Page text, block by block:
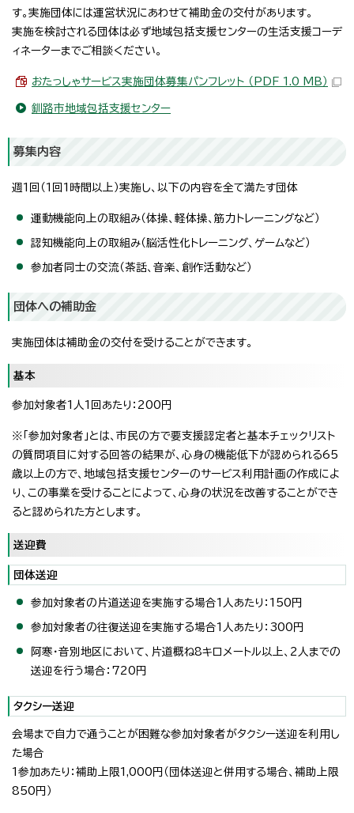
す。実施団体には運営状況にあわせて補助金の交付があります。
実施を検討される団体は必ず地域包括支援センターの生活支援コーデ
ィネーターまでご相談ください。
おたっしゃサービス実施団体募集パンフレット （PDF 1.0 MB）
釧路市地域包括支援センター
募集内容
週1回（1回1時間以上）実施し、以下の内容を全て満たす団体
運動機能向上の取組み（体操、軽体操、筋力トレーニングなど）
認知機能向上の取組み（脳活性化トレーニング、ゲームなど）
参加者同士の交流（茶話、音楽、創作活動など）
団体への補助金
実施団体は補助金の交付を受けることができます。
基本
参加対象者1人1回あたり：200円
※「参加対象者」とは、市民の方で要支援認定者と基本チェックリスト
の質問項目に対する回答の結果が、心身の機能低下が認められる65
歳以上の方で、地域包括支援センターのサービス利用計画の作成によ
り、この事業を受けることによって、心身の状況を改善することができ
ると認められた方とします。
送迎費
団体送迎
参加対象者の片道送迎を実施する場合1人あたり：150円
参加対象者の往復送迎を実施する場合1人あたり：300円
阿寒・音別地区において、片道概ね8キロメートル以上、2人までの
送迎を行う場合：720円
タクシー送迎
会場まで自力で通うことが困難な参加対象者がタクシー送迎を利用し
た場合
1参加あたり：補助上限1,000円（団体送迎と併用する場合、補助上限
850円）